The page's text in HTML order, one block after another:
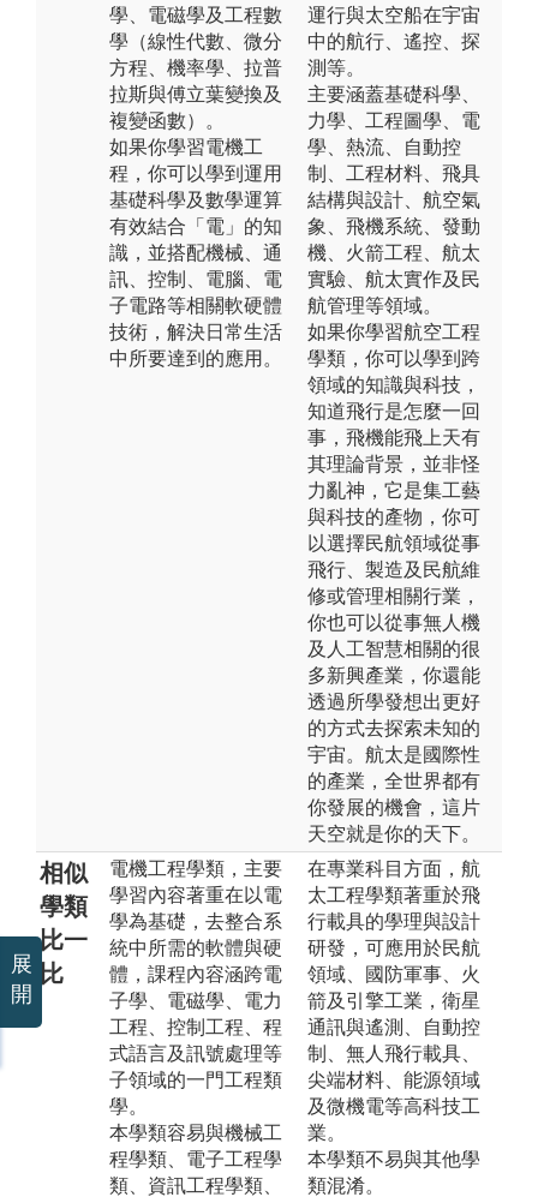
學、電磁學及工程數
學（線性代數、微分
方程、機率學、拉普
拉斯與傅立葉變換及
複變函數）。
如果你學習電機工
程，你可以學到運用
基礎科學及數學運算
有效結合「電」的知
識，並搭配機械、通
訊、控制、電腦、電
子電路等相關軟硬體
技術，解決日常生活
中所要達到的應用。
運行與太空船在宇宙
中的航行、遙控、探
測等。
主要涵蓋基礎科學、
力學、工程圖學、電
學、熱流、自動控
制、工程材料、飛具
結構與設計、航空氣
象、飛機系統、發動
機、火箭工程、航太
實驗、航太實作及民
航管理等領域。
如果你學習航空工程
學類，你可以學到跨
領域的知識與科技，
知道飛行是怎麼一回
事，飛機能飛上天有
其理論背景，並非怪
力亂神，它是集工藝
與科技的產物，你可
以選擇民航領域從事
飛行、製造及民航維
修或管理相關行業，
你也可以從事無人機
及人工智慧相關的很
多新興產業，你還能
透過所學發想出更好
的方式去探索未知的
宇宙。航太是國際性
的產業，全世界都有
你發展的機會，這片
天空就是你的天下。
相似
學類
比一
比
電機工程學類，主要
學習內容著重在以電
學為基礎，去整合系
統中所需的軟體與硬
體，課程內容涵跨電
子學、電磁學、電力
工程、控制工程、程
式語言及訊號處理等
子領域的一門工程類
學。
本學類容易與機械工
程學類、電子工程學
類、資訊工程學類、
在專業科目方面，航
太工程學類著重於飛
行載具的學理與設計
研發，可應用於民航
領域、國防軍事、火
箭及引擎工業，衛星
通訊與遙測、自動控
制、無人飛行載具、
尖端材料、能源領域
及微機電等高科技工
業。
本學類不易與其他學
類混淆。
展
開